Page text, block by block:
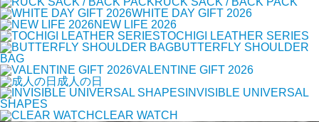
WHITE DAY GIFT 2026
NEW LIFE 2026
TOCHIGI LEATHER SERIES
BUTTERFLY SHOULDER
BAG
VALENTINE GIFT 2026
成人の日
INVISIBLE UNIVERSAL
SHAPES
CLEAR WATCH